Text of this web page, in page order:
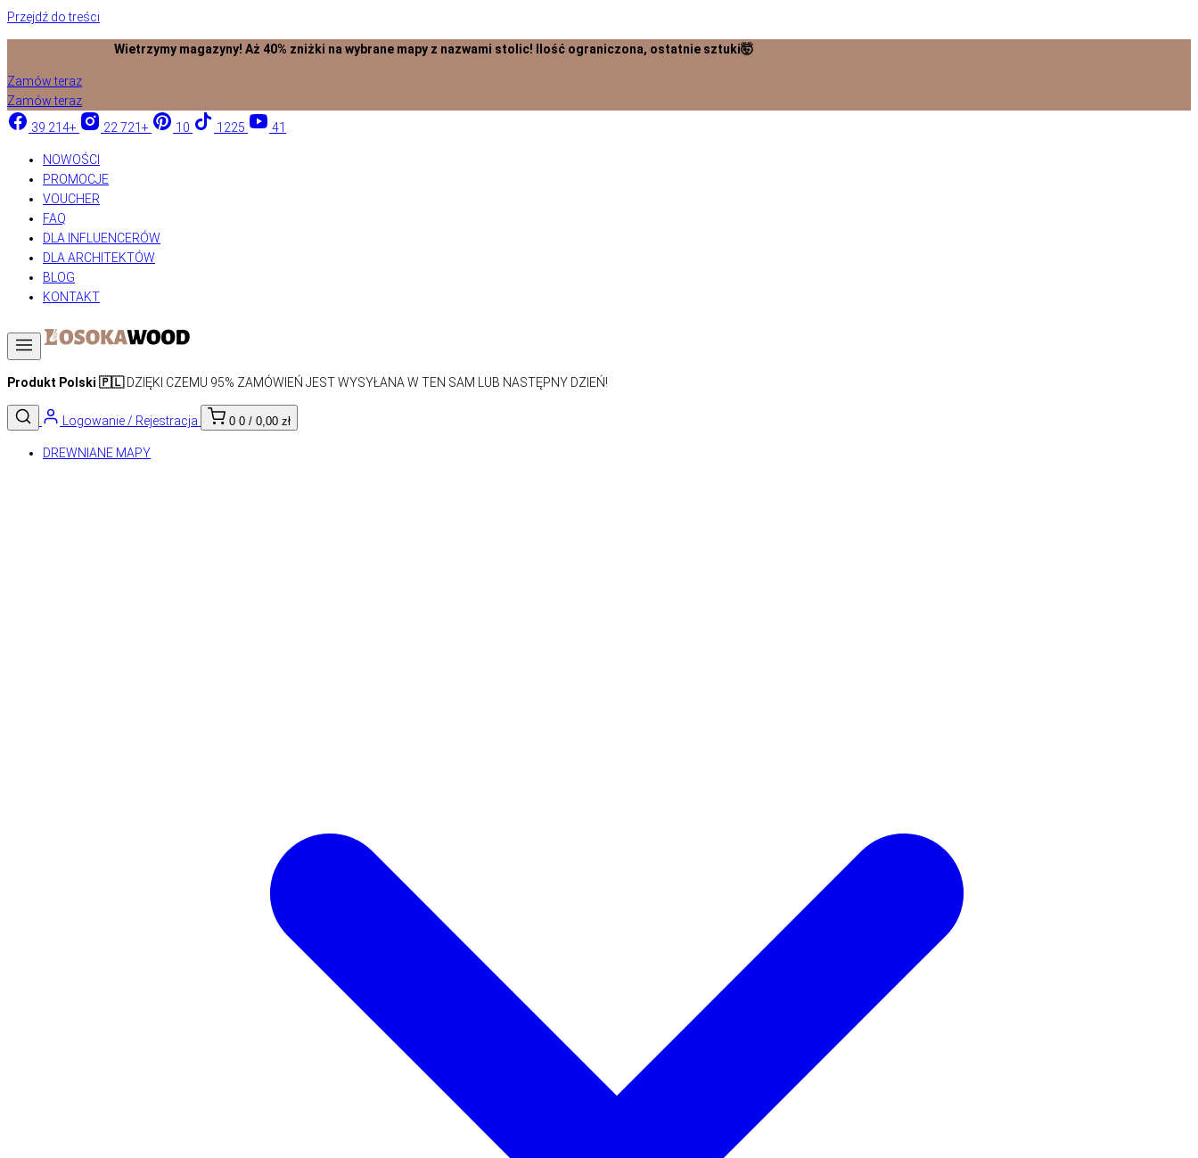
Przejdź do treści
Wietrzymy magazyny! Aż 40% zniżki na wybrane mapy z nazwami stolic! Ilość ograniczona, ostatnie sztuki🤯
Zamów teraz
Zamów teraz
39 214+
22 721+ 10 1225 41
NOWOŚCI
PROMOCJE
VOUCHER
FAQ
DLA INFLUENCERÓW
DLA ARCHITEKTÓW
BLOG
KONTAKT
Produkt Polski 🇵🇱 DZIĘKI CZEMU 95% ZAMÓWIEŃ JEST WYSYŁANA W TEN SAM LUB NASTĘPNY DZIEŃ!
Logowanie / Rejestracja 0 0 / 0,00 zł
DREWNIANE MAPY